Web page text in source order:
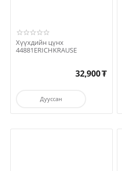
Хүүхдийн цүнх
44881ERICHKRAUSE
32,900₮
Дууссан